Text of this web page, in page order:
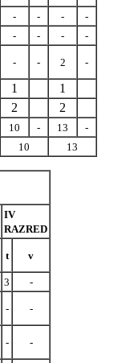
- - -
-
- - -
-
- - 2 -
1
1
2 2
10 - 13
-
10 13
IV
RAZRED
t v
3
-
- -
- -